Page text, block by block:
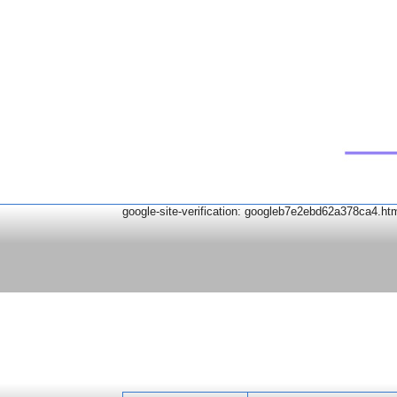
google-site-verification: